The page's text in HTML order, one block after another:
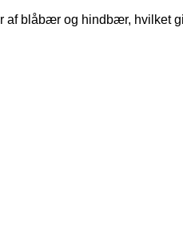
af blåbær og hindbær, hvilket